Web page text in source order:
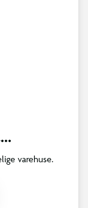
varehuse.